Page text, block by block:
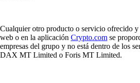
Cualquier otro producto o servicio ofrecido y
web o en la aplicación Crypto.com se
empresas del grupo y no está dentro de los
DAX MT Limited o Foris MT Limited.